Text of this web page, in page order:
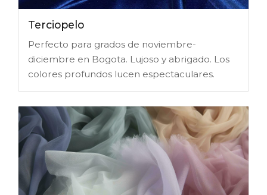
Terciopelo
Perfecto para grados de noviembre-
diciembre en Bogota. Lujoso y abrigado. Los
colores profundos lucen espectaculares.